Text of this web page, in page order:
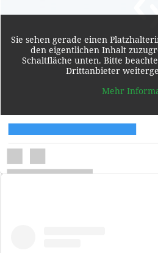
Sie sehen gerade einen
den eigentlichen Inhalt
Schaltfläche unten. Bitte
Drittanbieter
Mehr